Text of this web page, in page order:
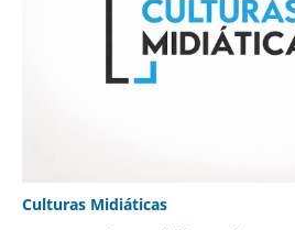
Culturas Midiáticas